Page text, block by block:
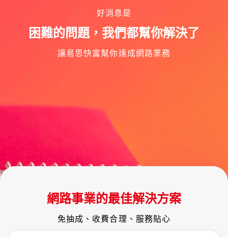
好消息是
困難的問題，我們都幫你解決了
讓易思快富幫你達成網路業務
網路事業的最佳解決方案
免抽成、收費合理、服務貼心